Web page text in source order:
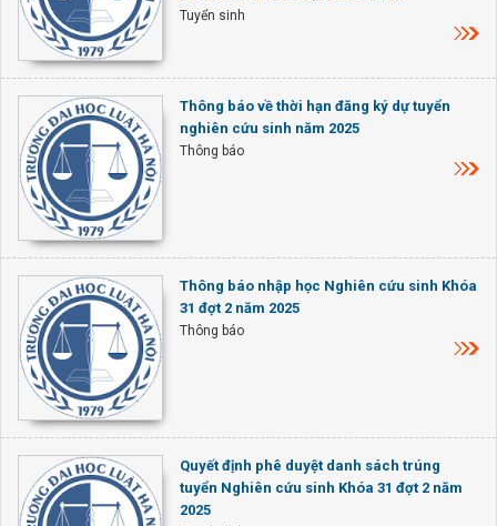
Tuyển sinh
Thông báo về thời hạn đăng ký dự tuyển
nghiên cứu sinh năm 2025
Thông báo
Thông báo nhập học Nghiên cứu sinh Khóa
31 đợt 2 năm 2025
Thông báo
Quyết định phê duyệt danh sách trúng
tuyển Nghiên cứu sinh Khóa 31 đợt 2 năm
2025